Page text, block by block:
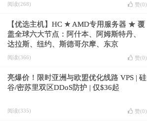
阅读(268) 赞(0)
【优选主机】HC ★ AMD专用服务器 ★ 覆
盖全球六大节点：阿什本、阿姆斯特丹、
达拉斯、纽约、斯德哥尔摩、东京
阅读(366) 赞(0)
亮爆价！限时亚洲与欧盟优化线路 VPS | 硅
谷/密苏里双区DDoS防护 | 仅$36起
阅读(335) 赞(0)